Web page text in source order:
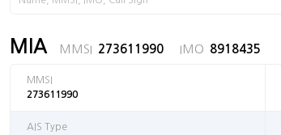
MIA MMSI 273611990 IMO 8918435
MMSI
273611990
AIS Type